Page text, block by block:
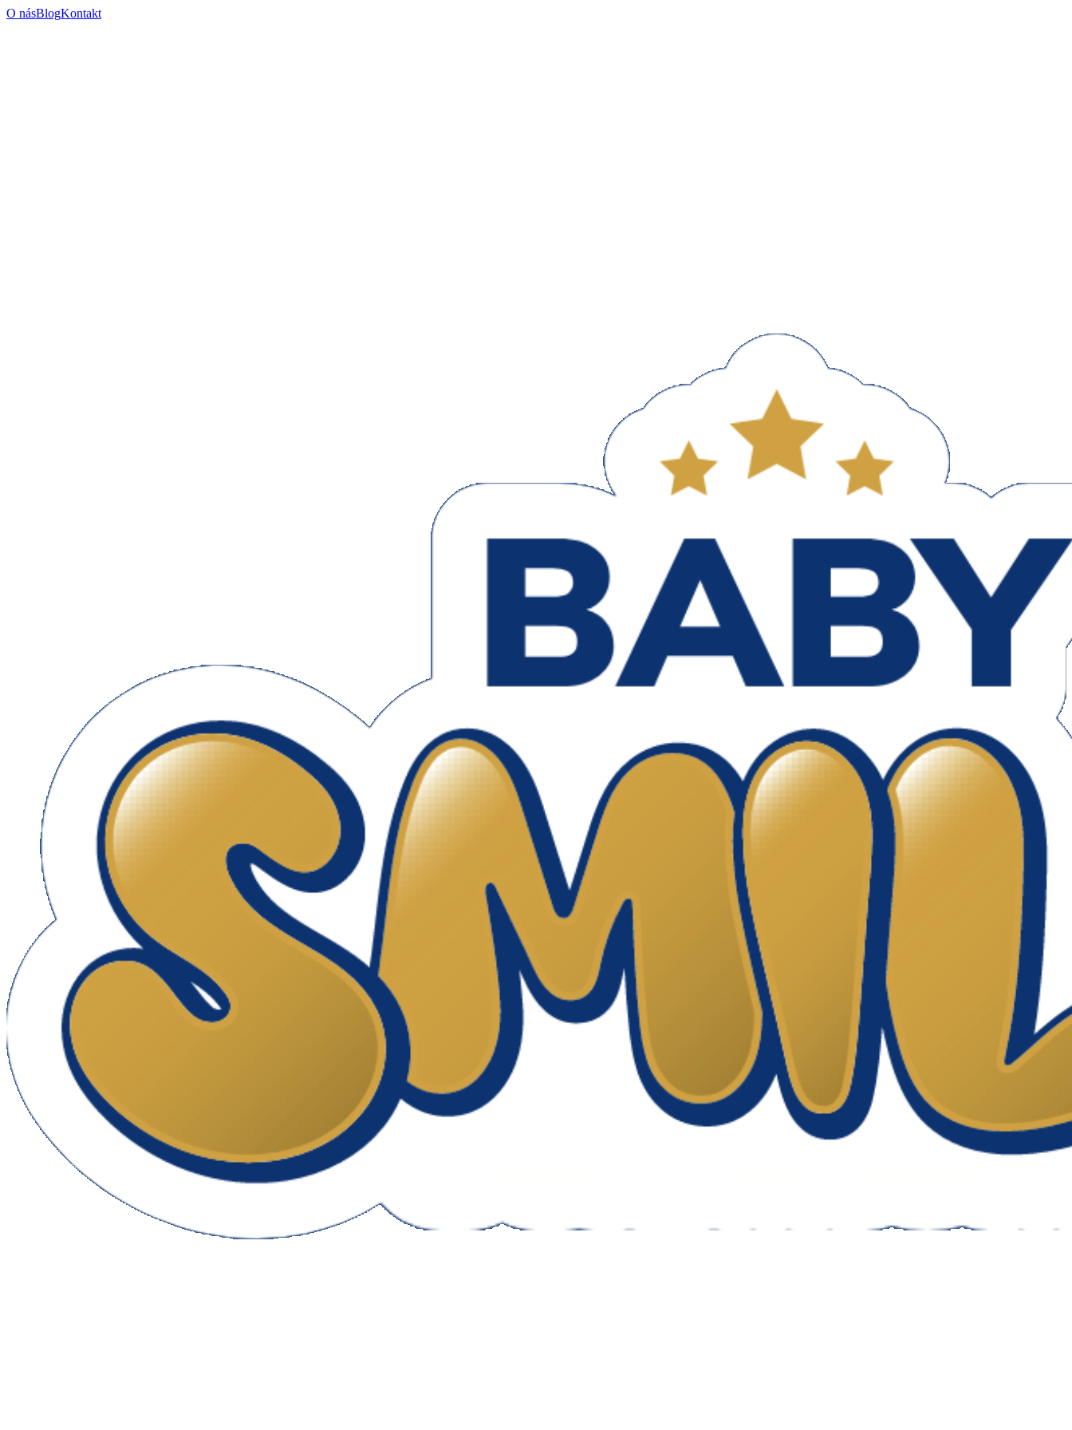
O násBlogKontakt